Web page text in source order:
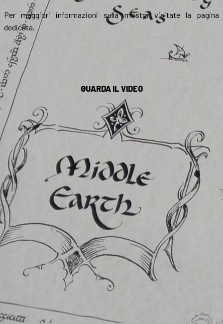
Per maggiori informazioni sulla mostra visitate la pagina
dedicata.
GUARDA IL VIDEO